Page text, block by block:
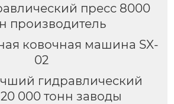
пресс 8000
производитель
ковочная машина SX-
02
гидравлический
000 тонн заводы